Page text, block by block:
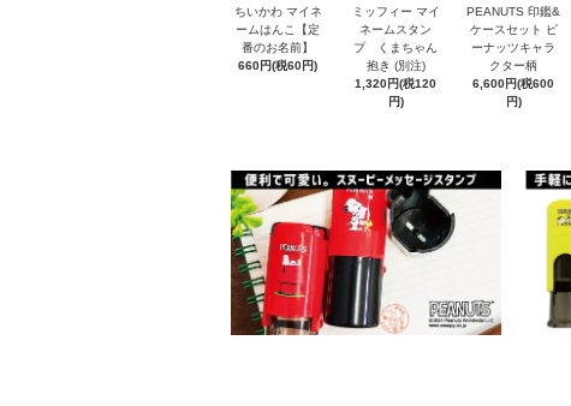
ちいかわ マイネ
ームはんこ【定
番のお名前】
660円(税60円)
ミッフィー マイ
ネームスタン
プ くまちゃん
抱き (別注)
1,320円(税120
円)
PEANUTS 印鑑&
ケースセット ピ
ーナッツキャラ
クター柄
6,600円(税600
円)